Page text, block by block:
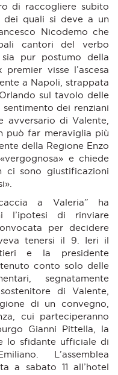
di raccogliere subito
dei quali si deve a un
Nicodemo che
cantori del verbo
pur postumo della
visse l’ascesa
a Napoli, strappata
sul tavolo delle
dei renziani
di Valente,
può far meraviglia più
della Regione Enzo
e chiede
ci sono giustificazioni
a Valeria” ha
l’ipotesi di rinviare
per decidere
tenersi il 9. Ieri il
e la presidente
conto solo delle
segnatamente
di Valente,
di un convegno,
cui parteciperanno
Gianni Pittella, la
lo sfidante ufficiale di
L’assemblea
a sabato 11 all’hotel